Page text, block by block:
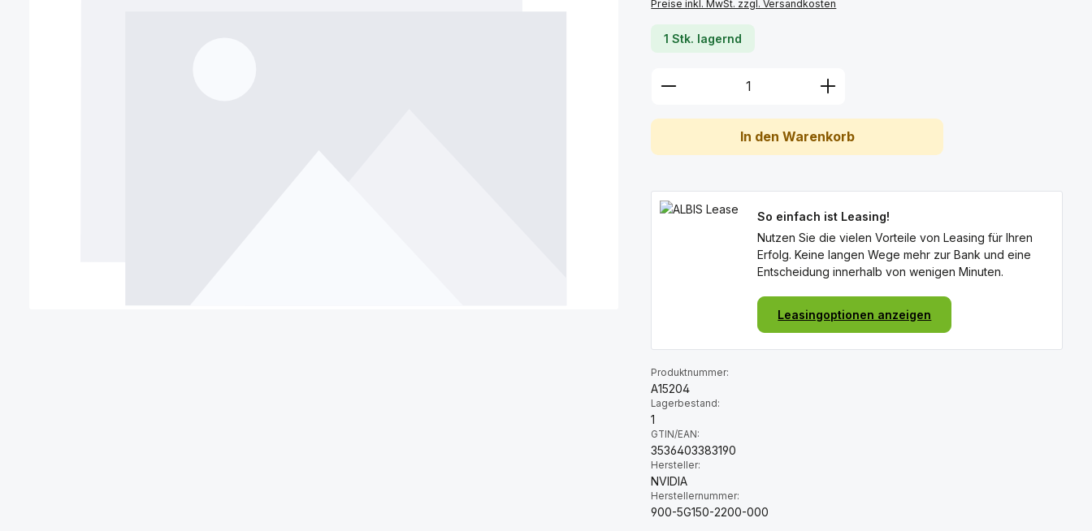
Preise inkl. MwSt. zzgl. Versandkosten
1 Stk. lagernd
Produkt Anzahl: Gib den gewünschten Wert
In den Warenkorb
So einfach ist Leasing!
Nutzen Sie die vielen Vorteile von Leasing für Ihren
Erfolg. Keine langen Wege mehr zur Bank und eine
Entscheidung innerhalb von wenigen Minuten.
Leasingoptionen anzeigen
Produktnummer:
A15204
Lagerbestand:
1
GTIN/EAN:
3536403383190
Hersteller:
NVIDIA
Herstellernummer:
900-5G150-2200-000